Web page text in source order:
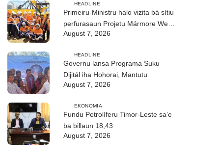
HEADLINE
Primeiru-Ministru halo vizita bá sítiu
perfurasaun Projetu Mármore We-
uah iha Ilimanu
August 7, 2026
HEADLINE
Governu lansa Programa Suku
Dijitál iha Hohorai, Mantutu
August 7, 2026
EKONOMIA
Fundu Petrolíferu Timor-Leste sa’e
ba billaun 18,43
August 7, 2026